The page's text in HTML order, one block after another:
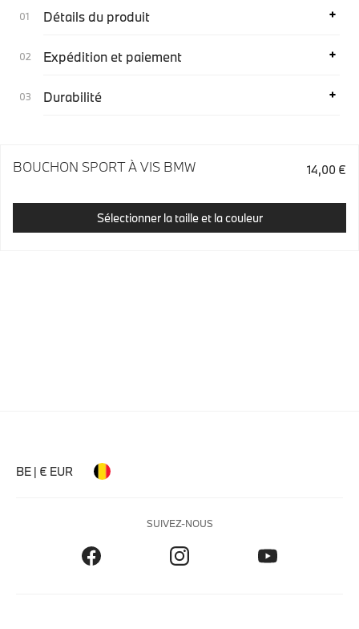
Détails du produit
Expédition et paiement
Durabilité
BOUCHON SPORT À VIS BMW 14,00 €
Sélectionner la taille et la couleur
BE | € EUR
SUIVEZ-NOUS